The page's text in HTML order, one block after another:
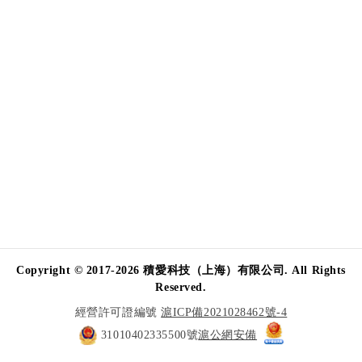
Copyright © 2017-2026 積愛科技（上海）有限公司. All Rights
Reserved.
經營許可證編號滬ICP備2021028462號-4
31010402335500號滬公網安備